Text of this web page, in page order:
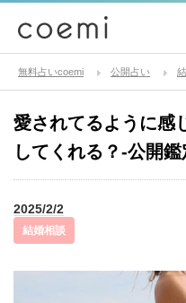
無料占いcoemi 公開占い
愛されてるように感
してくれる？-公開
2025/2/2
結婚相談